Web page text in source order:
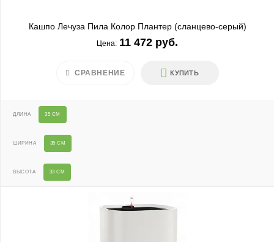
Кашпо Лечуза Пила Колор Плантер (сланцево-серый)
Цена: 11 472 руб.
КУПИТЬ
СРАВНЕНИЕ
ДЛИНА 35 СМ
ШИРИНА 35 СМ
ВЫСОТА 33 СМ